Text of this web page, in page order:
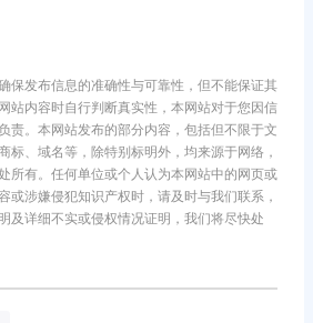
保发布信息的准确性与可靠性，但不能保证其
站内容时自行判断真实性，本网站对于您因信
责。本网站发布的部分内容，包括但不限于文
标、域名等，除特别标明外，均来源于网络，
所有。任何单位或个人认为本网站中的网页或
或涉嫌侵犯知识产权时，请及时与我们联系，
及详细不实或侵权情况证明，我们将尽快处